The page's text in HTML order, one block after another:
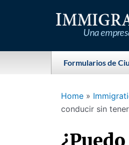
Formularios de
Home »
conducir sin